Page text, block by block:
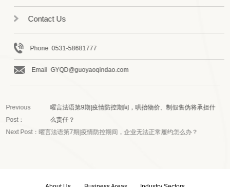
Contact Us
Phone 0531-58681777
Email GYQD@guoyaoqindao.com
Previous
Post：
曜言法语第9期|疫情防控期间，哄抬物价、制假售伪将承担什
么责任？
Next Post：曜言法语第7期|疫情防控期间，企业无法正常履约怎么办？